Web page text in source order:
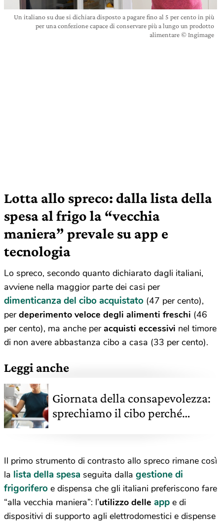
Un italiano su due si dichiara disposto a pagare fino al 5 per cento in più
per una confezione capace di conservare più a lungo un prodotto
alimentare © Ingimage
Lotta allo spreco: dalla lista della
spesa al frigo la “vecchia
maniera” prevale su app e
tecnologia
Lo spreco, secondo quanto dichiarato dagli italiani,
avviene nella maggior parte dei casi per
dimenticanza del cibo acquistato (47 per cento),
perdeperimento veloce degli alimenti freschi (46
per cento), ma anche peracquisti eccessivi nel timore
di non avere abbastanza cibo a casa (33 per cento).
Leggi anche
Giornata della consapevolezza:
sprechiamo il cibo perché
Il primo strumento di contrasto allo spreco rimane così
la lista della spesa seguita dalla gestione di
frigorifero e dispensa che gli italiani preferiscono fare
“alla vecchia maniera”: l’utilizzo delle app e di
dispositivi di supporto agli elettrodomestici e dispense